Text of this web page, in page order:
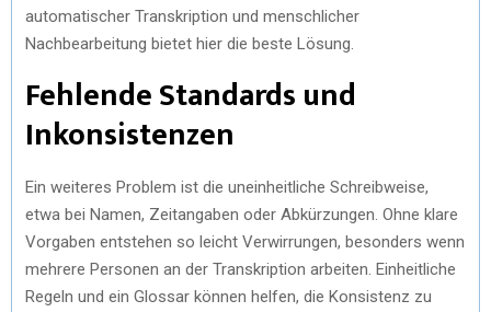
automatischer Transkription und menschlicher
Nachbearbeitung bietet hier die beste Lösung.
Fehlende Standards und
Inkonsistenzen
Ein weiteres Problem ist die uneinheitliche Schreibweise,
etwa bei Namen, Zeitangaben oder Abkürzungen. Ohne klare
Vorgaben entstehen so leicht Verwirrungen, besonders wenn
mehrere Personen an der Transkription arbeiten. Einheitliche
Regeln und ein Glossar können helfen, die Konsistenz zu